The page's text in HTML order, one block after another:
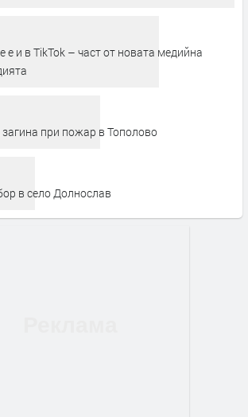
е и в TikTok – част от новата медийна
при пожар в Тополово
в село Долнослав